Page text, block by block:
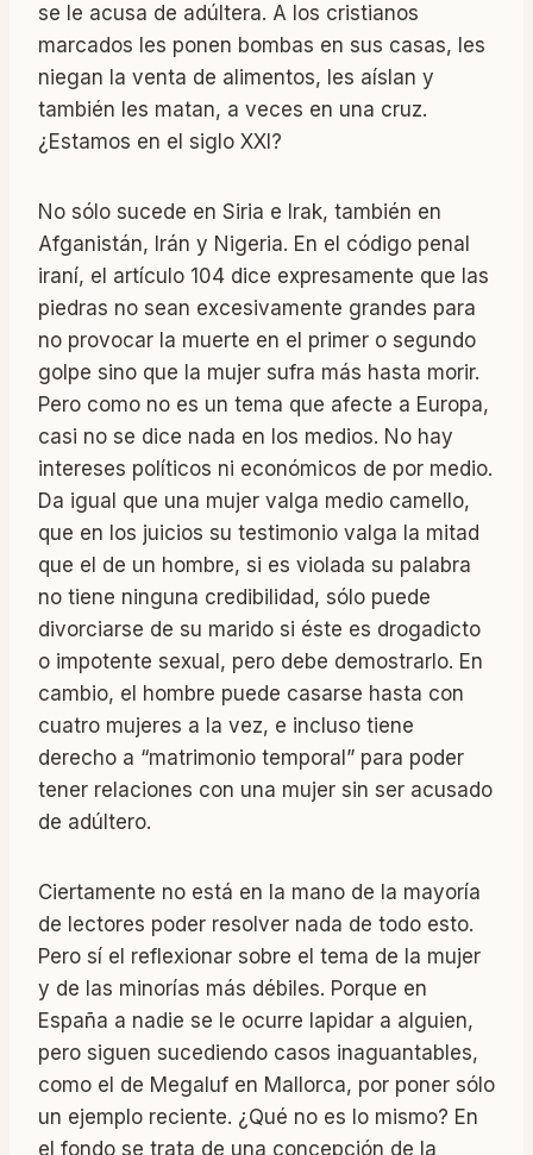
se le acusa de adúltera. A los cristianos
marcados les ponen bombas en sus casas, les
niegan la venta de alimentos, les aíslan y
también les matan, a veces en una cruz.
¿Estamos en el siglo XXI?
No sólo sucede en Siria e Irak, también en
Afganistán, Irán y Nigeria. En el código penal
iraní, el artículo 104 dice expresamente que las
piedras no sean excesivamente grandes para
no provocar la muerte en el primer o segundo
golpe sino que la mujer sufra más hasta morir.
Pero como no es un tema que afecte a Europa,
casi no se dice nada en los medios. No hay
intereses políticos ni económicos de por medio.
Da igual que una mujer valga medio camello,
que en los juicios su testimonio valga la mitad
que el de un hombre, si es violada su palabra
no tiene ninguna credibilidad, sólo puede
divorciarse de su marido si éste es drogadicto
o impotente sexual, pero debe demostrarlo. En
cambio, el hombre puede casarse hasta con
cuatro mujeres a la vez, e incluso tiene
derecho a “matrimonio temporal” para poder
tener relaciones con una mujer sin ser acusado
de adúltero.
Ciertamente no está en la mano de la mayoría
de lectores poder resolver nada de todo esto.
Pero sí el reflexionar sobre el tema de la mujer
y de las minorías más débiles. Porque en
España a nadie se le ocurre lapidar a alguien,
pero siguen sucediendo casos inaguantables,
como el de Megaluf en Mallorca, por poner sólo
un ejemplo reciente. ¿Qué no es lo mismo? En
el fondo se trata de una concepción de la